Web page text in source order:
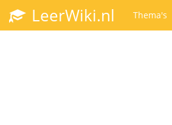
LeerWiki.nl Thema's